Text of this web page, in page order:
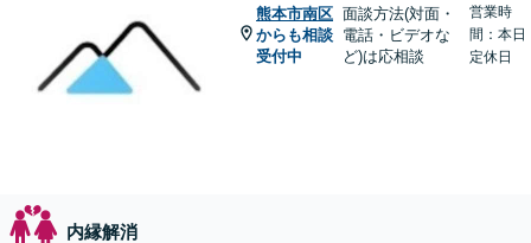
熊本市南区
からも相談
受付中
面談方法(対面・
電話・ビデオな
ど)は応相談
営業時
間：本日
定休日
内縁解消